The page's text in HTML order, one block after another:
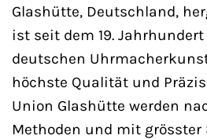
Glashütte, Deutschland,
ist seit dem 19.
deutschen
höchste Qualität und
Union Glashütte werden
Methoden und mit